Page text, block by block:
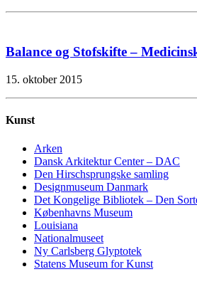
Balance og Stofskifte –
15. oktober 2015
Kunst
Arken
Dansk Arkitektur Center – DAC
Den Hirschsprungske samling
Designmuseum Danmark
Det Kongelige Bibliotek – Den
Københavns Museum
Louisiana
Nationalmuseet
Ny Carlsberg Glyptotek
Statens Museum for Kunst